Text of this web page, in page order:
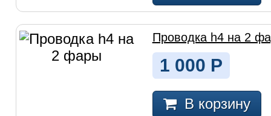
Проводка h4 на 2
1 000 Р
В корзину